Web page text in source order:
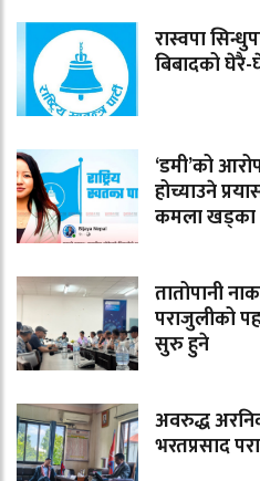
रास्वपा
बिबादको घेरै-
‘डमी’को
होच्याउने
कमला खड्का
तातोपानी
पराजुलीको
सुरु हुने
अवरुद्ध
भरतप्रसाद